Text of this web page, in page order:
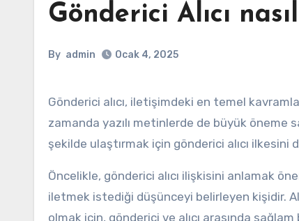
Gönderici Alıcı
By admin Ocak 4, 2025
Gönderici alıcı, iletişimdeki en temel kavramlardan biridir. Ancak, bu kavram sadece iletişimde değil, aynı
zamanda yazılı metinlerde de büyük
şekilde ulaştırmak için gönderici alıcı ilkesini
Öncelikle, gönderici alıcı ilişkisini anlamak
iletmek istediği düşünceyi belirleyen kişidir.
olmak için, gönderici ve alıcı arasında